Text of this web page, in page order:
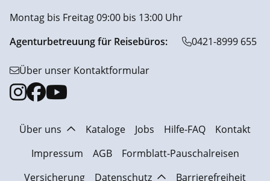
Montag bis Freitag 09:00 bis 13:00 Uhr
Agenturbetreuung für Reisebüros:
0421-8999 655
Über unser Kontaktformular
Über uns Kataloge Jobs Hilfe-FAQ
Kontakt
Impressum
AGB
Formblatt-Pauschalreisen
Versicherung
Datenschutz Barrierefreiheit